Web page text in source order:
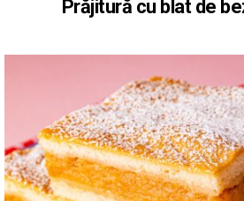
Prăjitură cu blat de